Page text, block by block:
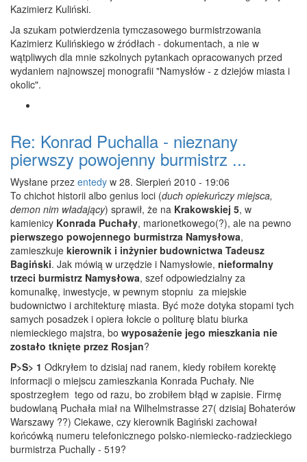
Kazimierz Kuliński.
Ja szukam potwierdzenia tymczasowego burmistrzowania
Kazimierz Kulińskiego w źródłach - dokumentach, a nie w
wątpliwych dla mnie szkolnych pytankach opracowanych przed
wydaniem najnowszej monografii "Namysłów - z dziejów miasta i
okolic".
Re: Konrad Puchalla - nieznany
pierwszy powojenny burmistrz ...
Wysłane przez entedy w 28. Sierpień 2010 - 19:06
To chichot historii albo genius loci (duch opiekuńczy miejsca,
demon nim władający) sprawił, że na Krakowskiej 5, w
kamienicy Konrada Puchały, marionetkowego(?), ale na pewno
pierwszego powojennego burmistrza Namysłowa,
zamieszkuje kierownik i inżynier budownictwa Tadeusz
Bagiński. Jak mówią w urzędzie i Namysłowie, nieformalny
trzeci burmistrz Namysłowa, szef odpowiedzialny za
komunalkę, inwestycje, w pewnym stopniu za miejskie
budownictwo i architekturę miasta. Być może dotyka stopami tych
samych posadzek i opiera łokcie o politurę blatu biurka
niemieckiego majstra, bo wyposażenie jego mieszkania nie
zostało tknięte przez Rosjan?
P>S> 1 Odkryłem to dzisiaj nad ranem, kiedy robiłem korektę
informacji o miejscu zamieszkania Konrada Puchały. Nie
spostrzegłem tego od razu, bo zrobiłem błąd w zapisie. Firmę
budowlaną Puchała miał na Wilhelmstrasse 27( dzisiaj Bohaterów
Warszawy ??) Ciekawe, czy kierownik Bagiński zachował
końcówką numeru telefonicznego polsko-niemiecko-radzieckiego
burmistrza Puchally - 519?